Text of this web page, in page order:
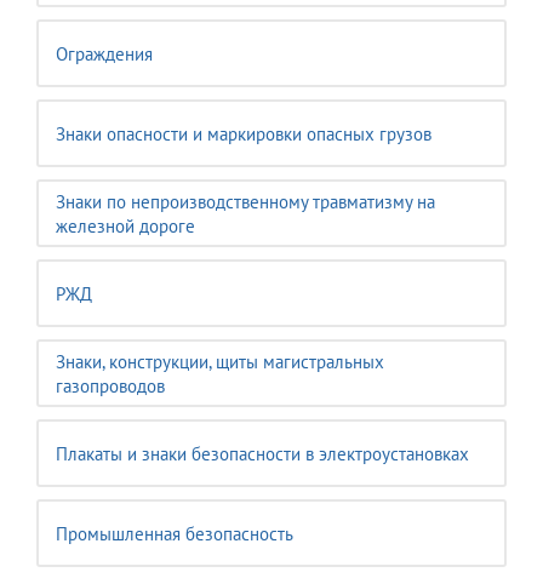
Ограждения
Знаки опасности и маркировки опасных грузов
Знаки по непроизводственному травматизму на
железной дороге
РЖД
Знаки, конструкции, щиты магистральных
газопроводов
Плакаты и знаки безопасности в электроустановках
Промышленная безопасность